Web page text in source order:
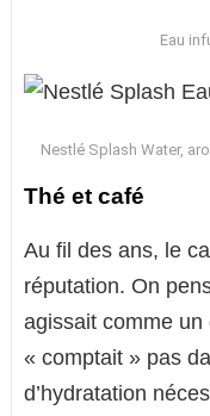
Eau
Nestlé Splash Water,
Thé et café
Au fil des ans, le
réputation. On
agissait comme
« comptait » pas
d’hydratation